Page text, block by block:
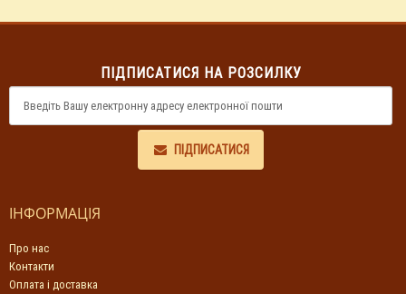
ПІДПИСАТИСЯ НА РОЗСИЛКУ
ПІДПИСАТИСЯ
ІНФОРМАЦІЯ
Про нас
Контакти
Оплата і доставка